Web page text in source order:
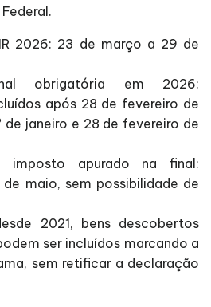
2026: 23 de março a 29 de
obrigatória em 2026:
após 28 de fevereiro de
de janeiro e 28 de fevereiro de
imposto apurado na final:
maio, sem possibilidade de
2021, bens descobertos
ser incluídos marcando a
sem retificar a declaração